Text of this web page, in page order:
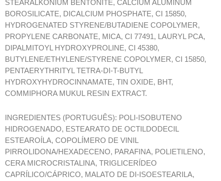
STEARALKONIUM BENTONITE, CALCIUM ALUMINUM
BOROSILICATE, DICALCIUM PHOSPHATE, CI 15850,
HYDROGENATED STYRENE/BUTADIENE COPOLYMER,
PROPYLENE CARBONATE, MICA, CI 77491, LAURYL PCA,
DIPALMITOYL HYDROXYPROLINE, CI 45380,
BUTYLENE/ETHYLENE/STYRENE COPOLYMER, CI 15850,
PENTAERYTHRITYL TETRA-DI-T-BUTYL
HYDROXYHYDROCINNAMATE, TIN OXIDE, BHT,
COMMIPHORA MUKUL RESIN EXTRACT.
INGREDIENTES (PORTUGUÊS): POLI-ISOBUTENO
HIDROGENADO, ESTEARATO DE OCTILDODECIL
ESTEAROÍLA, COPOLÍMERO DE VINIL
PIRROLIDONA/HEXADECENO, PARAFINA, POLIETILENO,
CERA MICROCRISTALINA, TRIGLICERÍDEO
CAPRÍLICO/CÁPRICO, MALATO DE DI-ISOESTEARILA,